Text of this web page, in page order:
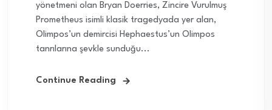
yönetmeni olan Bryan Doerries, Zincire Vurulmuş
Prometheus isimli klasik tragedyada yer alan,
Olimpos’un demircisi Hephaestus’un Olimpos
tanrılarına şevkle sunduğu...
Continue Reading